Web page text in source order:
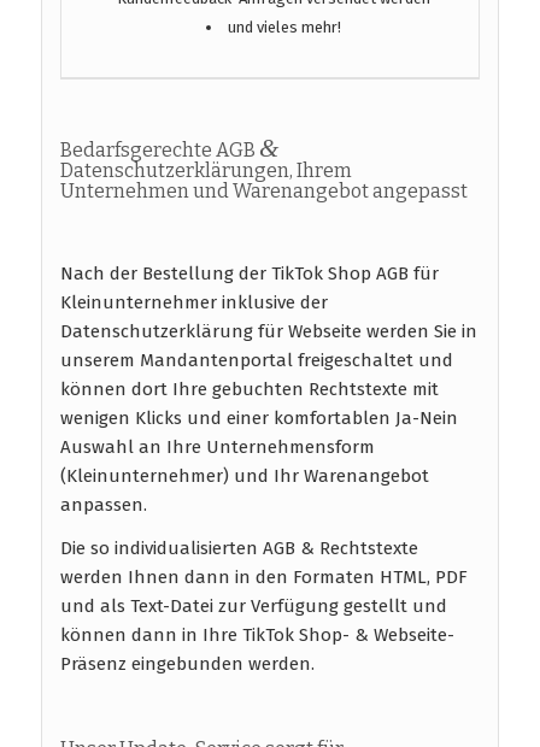
und vieles mehr!
Bedarfsgerechte AGB &
Datenschutzerklärungen, Ihrem
Unternehmen und Warenangebot angepasst
Nach der Bestellung der TikTok Shop AGB für
Kleinunternehmer inklusive der
Datenschutzerklärung für Webseite werden Sie in
unserem Mandantenportal freigeschaltet und
können dort Ihre gebuchten Rechtstexte mit
wenigen Klicks und einer komfortablen Ja-Nein
Auswahl an Ihre Unternehmensform
(Kleinunternehmer) und Ihr Warenangebot
anpassen.
Die so individualisierten AGB & Rechtstexte
werden Ihnen dann in den Formaten HTML, PDF
und als Text-Datei zur Verfügung gestellt und
können dann in Ihre TikTok Shop- & Webseite-
Präsenz eingebunden werden.